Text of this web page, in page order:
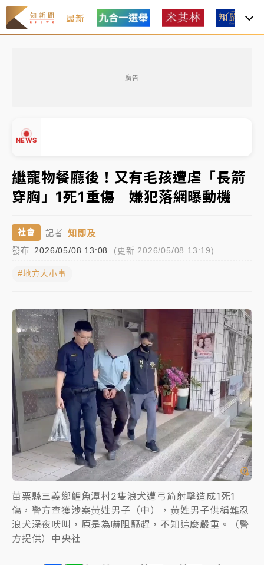
最新
廣告
NEWS
中信慈善基金會想增加董事人數！辜仲諒向法院聲請遭
駁 理由曝光
故宮《龍藏經》特展第2檔！今線上預約開賣一度塞車
周六起展出延長至晚上7時
台東農業處長涉圖利渡假村！東檢抗告成功 今重開羈
父親節泡湯了！中颱白海豚雨彈轟3天 「紅到發紫」降
雨熱區曝
暑假過三周才推「E宿新北打卡趣」！抽獎程序複雜 觀
旅局回應了
中信慈善基金會想增加董事人數！辜仲諒向法院聲請遭
駁 理由曝光
故宮《龍藏經》特展第2檔！今線上預約開賣一度塞車
周六起展出延長至晚上7時
台東農業處長涉圖利渡假村！東檢抗告成功 今重開羈
押庭
父親節泡湯了！中颱白海豚雨彈轟3天 「紅到發紫」降
雨熱區曝
繼寵物餐廳後！又有毛孩遭虐「長箭
穿胸」1死1重傷 嫌犯落網曝動機
社會 記者 知即及
發布 2026/05/08 13:08 (更新 2026/05/08 13:19)
#地方大小事
苗栗縣三義鄉鯉魚潭村2隻浪犬遭弓箭射擊造成1死1
傷，警方查獲涉案黃姓男子（中），黃姓男子供稱難忍
浪犬深夜吠叫，原是為嚇阻驅趕，不知這麼嚴重。（警
方提供）中央社